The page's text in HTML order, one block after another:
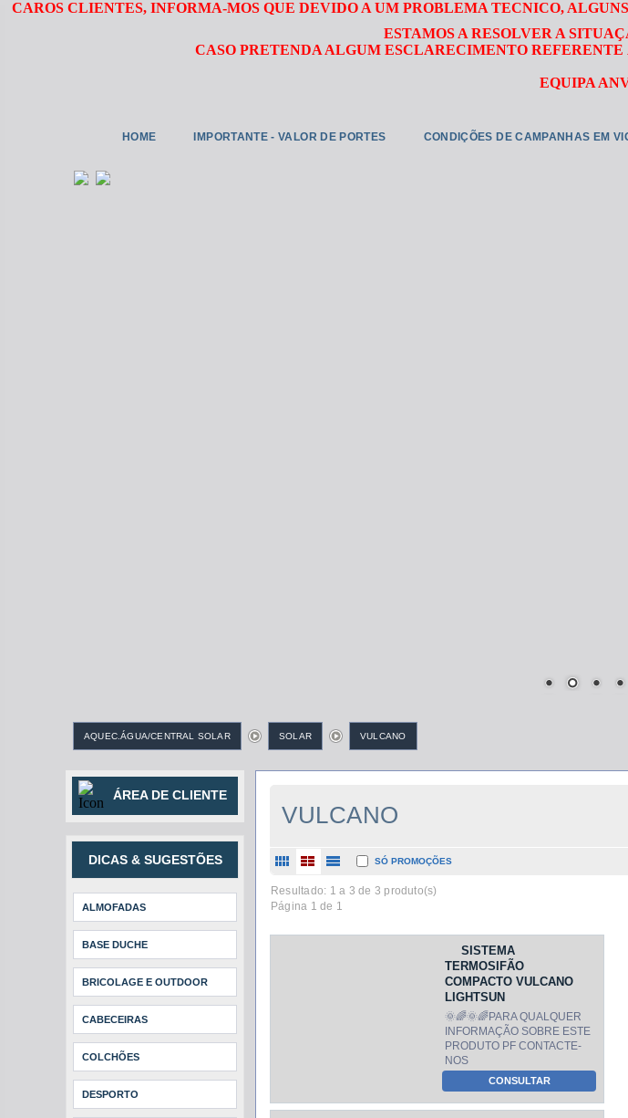
CAROS CLIENTES, INFORMA-MOS QUE DEVIDO A UM PROBLEMA TECNICO,
ESTAMOS A RESOLVER A
CASO PRETENDA ALGUM ESCLARECIMENTO
EQUIPA
HOME IMPORTANTE - VALOR DE PORTES CONDIÇÕES DE CAMPANHAS EM
AQUEC.ÁGUA/CENTRAL SOLAR SOLAR VULCANO
ÁREA DE CLIENTE
DICAS & SUGESTÕES
ALMOFADAS
BASE DUCHE
BRICOLAGE E OUTDOOR
CABECEIRAS
COLCHÕES
DESPORTO
VULCANO
SÓ PROMOÇÕES
Resultado: 1 a 3 de 3 produto(s)
Página 1 de 1
SISTEMA
TERMOSIFÃO
COMPACTO VULCANO
LIGHTSUN
🌞🌈🌞🌈PARA QUALQUER
INFORMAÇÃO SOBRE ESTE
PRODUTO PF CONTACTE-
NOS
CONSULTAR